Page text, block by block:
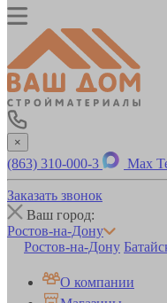
×
(863) 310-000-3 Max
Заказать звонок
Ваш город:
Ростов-на-Дону
Ростов-на-Дону
О компании